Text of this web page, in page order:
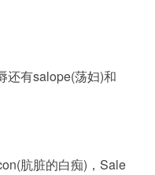
还有salope(荡妇)和
肮脏的白痴)，Sale